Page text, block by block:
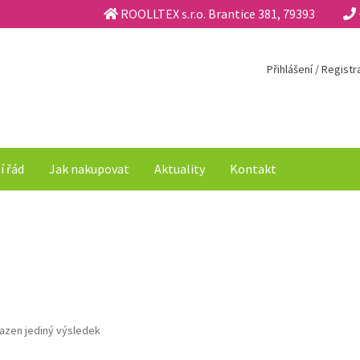
ROOLLTEX s.r.o. Brantice 381, 79393
Přihlášení /
řád Jak nakupovat Aktuality Kontakt
jediný výsledek